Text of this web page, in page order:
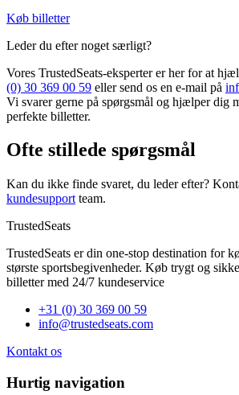
Køb billetter
Leder du efter noget særligt?
Vores TrustedSeats-eksperter er her for at
(0) 30 369 00 59 eller send os en e-mail på
Vi svarer gerne på spørgsmål og hjælper dig
perfekte billetter.
Ofte stillede spørgsmål
Kan du ikke finde svaret, du leder efter?
kundesupport team.
TrustedSeats
TrustedSeats er din one-stop destination for
største sportsbegivenheder. Køb trygt og
billetter med 24/7 kundeservice
+31 (0) 30 369 00 59
info@trustedseats.com
Kontakt os
Hurtig navigation